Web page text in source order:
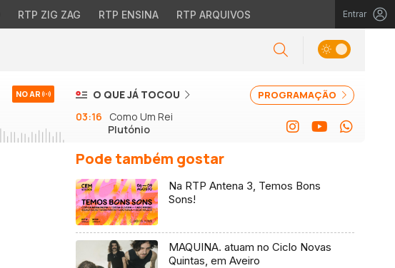
RTP ZIG ZAG RTP ENSINA RTP ARQUIVOS Entrar
NO AR PROGRAMAÇÃO
O QUE JÁ TOCOU
03:16
Como Um Rei
Plutónio
Pode também gostar
Na RTP Antena 3, Temos Bons
Sons!
MAQUINA. atuam no Ciclo Novas
Quintas, em Aveiro